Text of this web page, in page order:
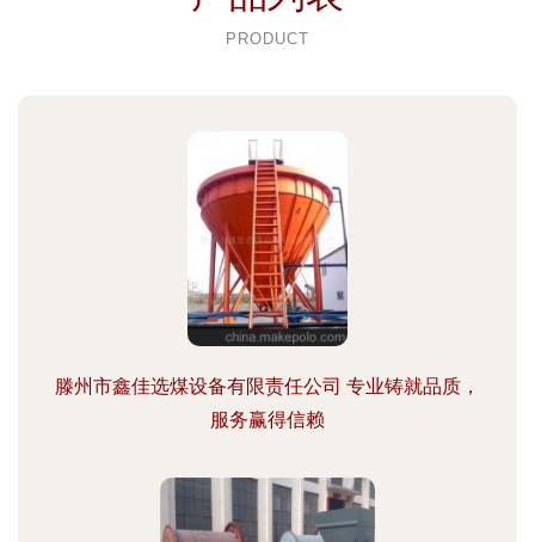
PRODUCT
滕州市鑫佳选煤设备有限责任公司 专业铸就品质，
服务赢得信赖